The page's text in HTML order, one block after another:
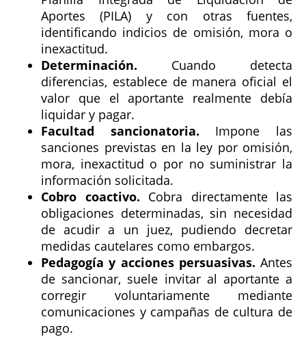
Aportes (PILA) y con otras fuentes,
identificando indicios de omisión, mora o
inexactitud.
Determinación. Cuando detecta
diferencias, establece de manera oficial el
valor que el aportante realmente debía
liquidar y pagar.
Facultad sancionatoria. Impone las
sanciones previstas en la ley por omisión,
mora, inexactitud o por no suministrar la
información solicitada.
Cobro coactivo. Cobra directamente las
obligaciones determinadas, sin necesidad
de acudir a un juez, pudiendo decretar
medidas cautelares como embargos.
Pedagogía y acciones persuasivas. Antes
de sancionar, suele invitar al aportante a
corregir voluntariamente mediante
comunicaciones y campañas de cultura de
pago.